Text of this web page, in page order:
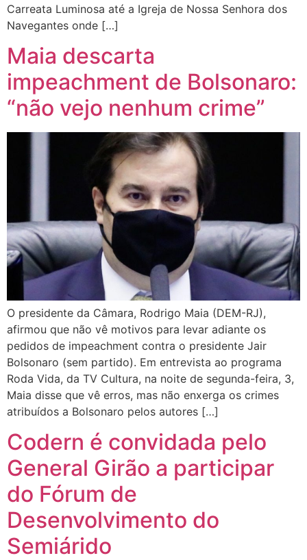
Carreata Luminosa até a Igreja de Nossa Senhora dos
Navegantes onde […]
Maia descarta
impeachment de Bolsonaro:
“não vejo nenhum crime”
O presidente da Câmara, Rodrigo Maia (DEM-RJ),
afirmou que não vê motivos para levar adiante os
pedidos de impeachment contra o presidente Jair
Bolsonaro (sem partido). Em entrevista ao programa
Roda Vida, da TV Cultura, na noite de segunda-feira, 3,
Maia disse que vê erros, mas não enxerga os crimes
atribuídos a Bolsonaro pelos autores […]
Codern é convidada pelo
General Girão a participar
do Fórum de
Desenvolvimento do
Semiárido